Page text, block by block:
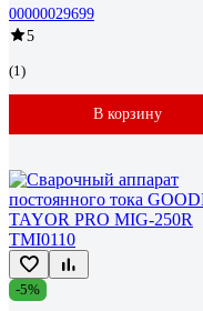
00000029699
5
(1)
В корзину
-5%